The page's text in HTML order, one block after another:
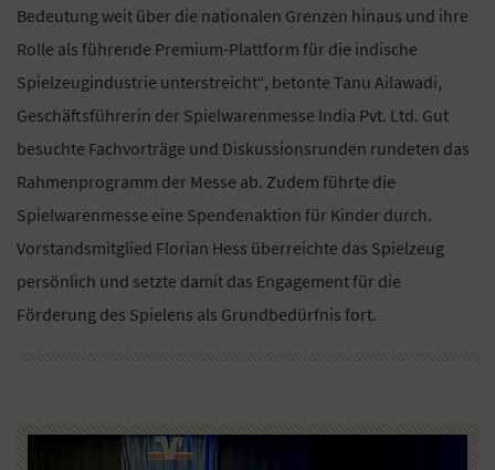
Bedeutung weit über die nationalen Grenzen hinaus und ihre
Rolle als führende Premium-Plattform für die indische
Spielzeugindustrie unterstreicht“, betonte Tanu Ailawadi,
Geschäftsführerin der Spielwarenmesse India Pvt. Ltd. Gut
besuchte Fachvorträge und Diskussionsrunden rundeten das
Rahmenprogramm der Messe ab. Zudem führte die
Spielwarenmesse eine Spendenaktion für Kinder durch.
Vorstandsmitglied Florian Hess überreichte das Spielzeug
persönlich und setzte damit das Engagement für die
Förderung des Spielens als Grundbedürfnis fort.